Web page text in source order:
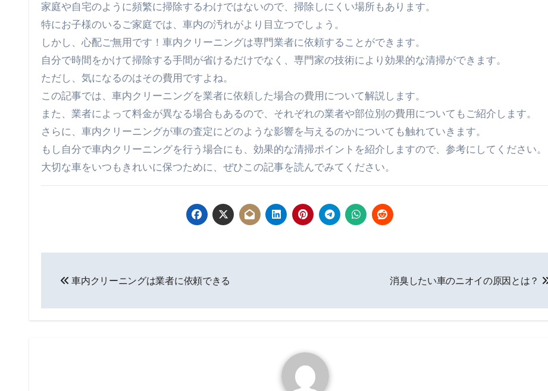
家庭や自宅のように頻繁に掃除するわけではないので、掃除しにくい場所もあります。
特にお子様のいるご家庭では、車内の汚れがより目立つでしょう。
しかし、心配ご無用です！車内クリーニングは専門業者に依頼することができます。
自分で時間をかけて掃除する手間が省けるだけでなく、専門家の技術により効果的な清掃ができます。
ただし、気になるのはその費用ですよね。
この記事では、車内クリーニングを業者に依頼した場合の費用について解説します。
また、業者によって料金が異なる場合もあるので、それぞれの業者や部位別の費用についてもご紹介します。
さらに、車内クリーニングが車の査定にどのような影響を与えるのかについても触れていきます。
もし自分で車内クリーニングを行う場合にも、効果的な清掃ポイントを紹介しますので、参考にしてください。
大切な車をいつもきれいに保つために、ぜひこの記事を読んでみてください。
ナ
車内クリーニングは業者に依頼できる 消臭したい車のニオイの原因とは？